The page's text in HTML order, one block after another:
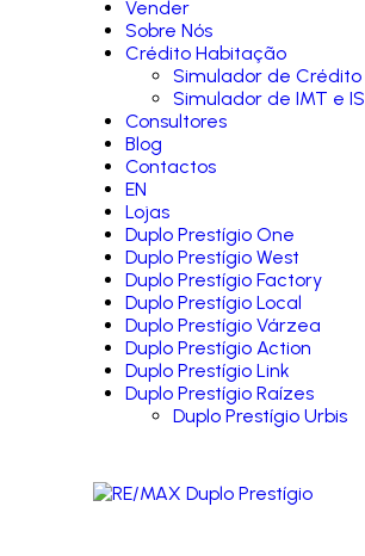
Vender
Sobre Nós
Crédito Habitação
Simulador de Crédito
Simulador de IMT e IS
Consultores
Blog
Contactos
EN
Lojas
Duplo Prestígio One
Duplo Prestígio West
Duplo Prestígio Factory
Duplo Prestígio Local
Duplo Prestígio Várzea
Duplo Prestígio Action
Duplo Prestígio Link
Duplo Prestígio Raízes
Duplo Prestígio Urbis